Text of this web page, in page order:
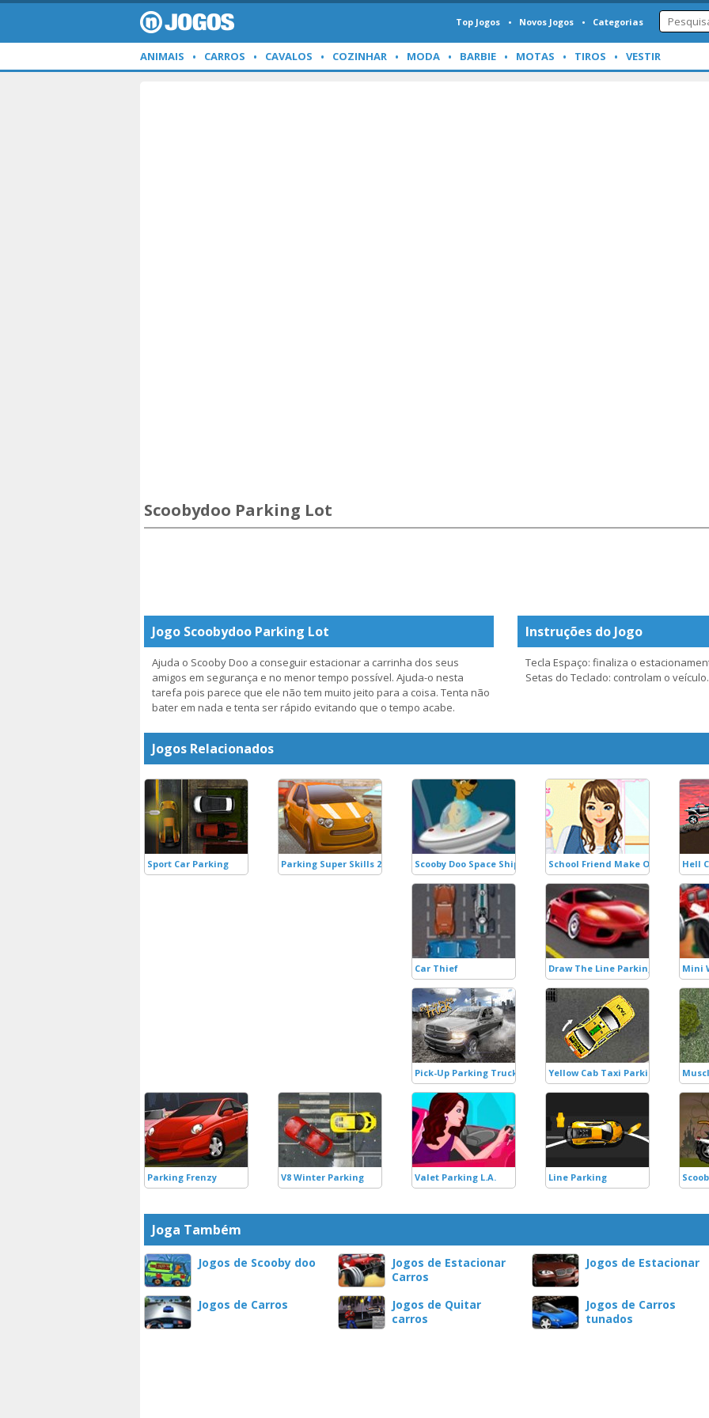
Top Jogos Novos Jogos Categorias
ANIMAIS CARROS CAVALOS COZINHAR MODA BARBIE MOTAS TIROS VESTIR
Scoobydoo Parking Lot
Jogo Scoobydoo Parking Lot
Ajuda o Scooby Doo a conseguir estacionar a carrinha dos seus
amigos em segurança e no menor tempo possível. Ajuda-o nesta
tarefa pois parece que ele não tem muito jeito para a coisa. Tenta não
bater em nada e tenta ser rápido evitando que o tempo acabe.
Instruções do Jogo
Tecla Espaço: finaliza o
Setas do Teclado: controlam o veículo.
Jogos Relacionados
Sport Car Parking Parking Super Skills 2 Scooby Doo Space Ship School Friend Make Over Hell
Car Thief Draw The Line Parking Mini
Pick-Up Parking Truck Yellow Cab Taxi Parking
Parking Frenzy V8 Winter Parking Valet Parking L.A. Line Parking
Joga Também
Jogos de Scooby doo
Jogos de Estacionar
Carros
Jogos de Estacionar
Jogos de Carros
Jogos de Quitar
carros
Jogos de Carros
tunados